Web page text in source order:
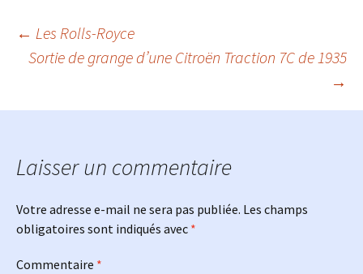
Navigation
← Les Rolls-Royce
Sortie de grange d’une Citroën Traction 7C de 1935
→
Laisser un commentaire
Votre adresse e-mail ne sera pas publiée. Les champs
obligatoires sont indiqués avec *
Commentaire *